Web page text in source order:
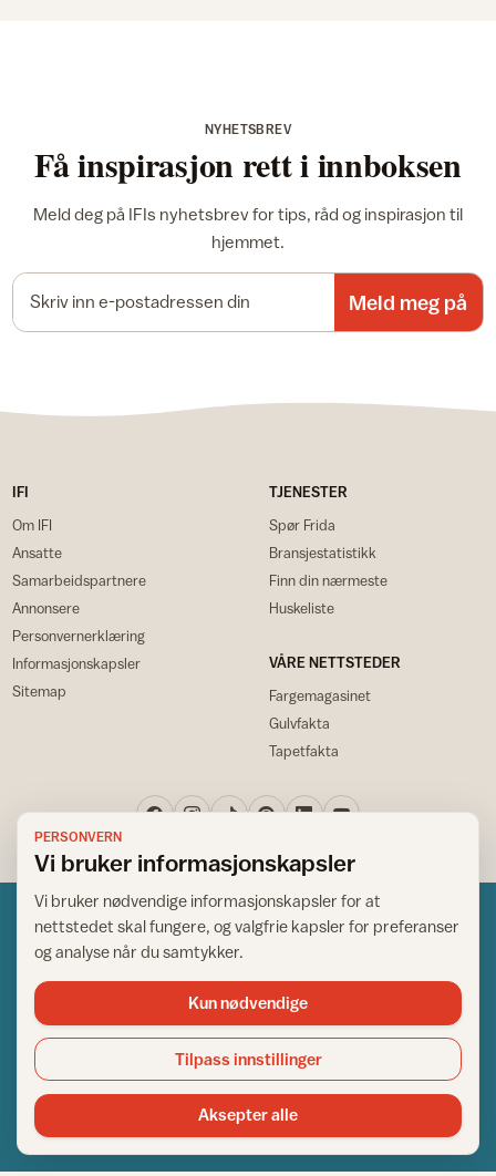
NYHETSBREV
Få inspirasjon rett i innboksen
Meld deg på IFIs nyhetsbrev for tips, råd og inspirasjon til
hjemmet.
Meld meg på
IFI
Om IFI
Ansatte
Samarbeidspartnere
Annonsere
Personvernerklæring
Informasjonskapsler
Sitemap
TJENESTER
Spør Frida
Bransjestatistikk
Finn din nærmeste
Huskeliste
VÅRE NETTSTEDER
Fargemagasinet
Gulvfakta
Tapetfakta
Norsk råd for hjem og bygg
Copyright © 1995-2026. All Rights Reserved.
Ansvarlig redaktør: Helge Bod Vangen
Utgiver: IFI - Norsk råd for hjem og bygg
PERSONVERN
Vi bruker informasjonskapsler
Vi bruker nødvendige informasjonskapsler for at
nettstedet skal fungere, og valgfrie kapsler for preferanser
og analyse når du samtykker.
Kun nødvendige
Tilpass innstillinger
Aksepter alle